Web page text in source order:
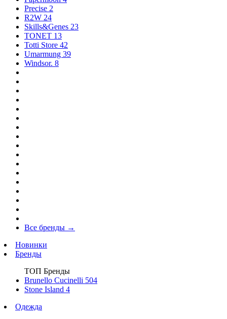
Precise 2
R2W 24
Skills&Genes 23
TONET 13
Totti Store 42
Umarmung 39
Windsor. 8
Все бренды →
Новинки
Бренды
ТОП Бренды
Brunello Cucinelli 504
Stone Island 4
Одежда